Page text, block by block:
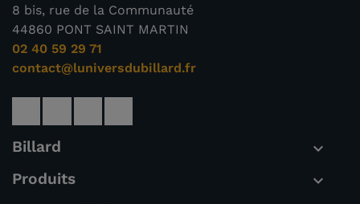
8 bis, rue de la Communauté
44860 PONT SAINT MARTIN
02 40 59 29 71
contact@luniversdubillard.fr
Billard 
Produits 